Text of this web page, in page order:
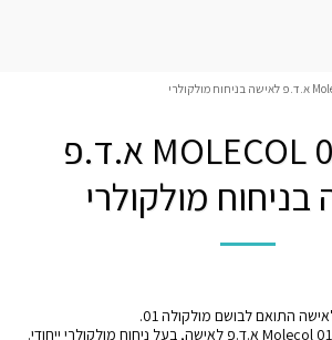
בושם MOLECOL 01 א.ד.פ
בניחוח מולקולרי